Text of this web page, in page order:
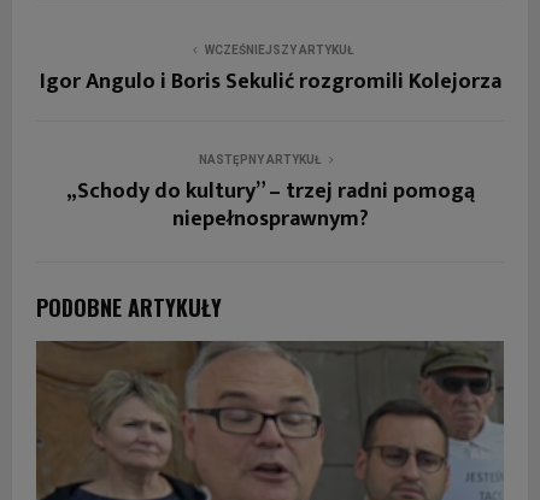
WCZEŚNIEJSZY ARTYKUŁ
Igor Angulo i Boris Sekulić rozgromili Kolejorza
NASTĘPNY ARTYKUŁ
„Schody do kultury” – trzej radni pomogą
niepełnosprawnym?
PODOBNE ARTYKUŁY